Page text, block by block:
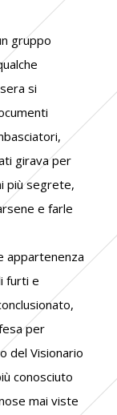
gruppo
si
girava per
più segrete,
e farle
appartenenza
furti e
per
del Visionario
conosciuto
mai viste